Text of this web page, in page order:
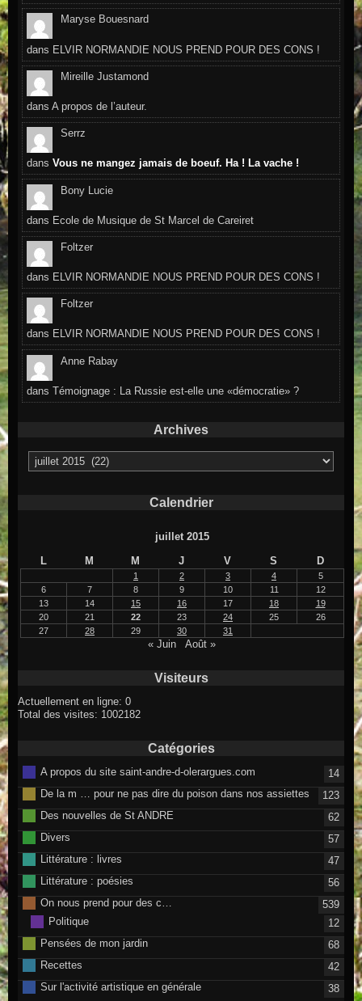
Maryse Bouesnard
dans ELVIR NORMANDIE NOUS PREND POUR DES CONS !
Mireille Justamond
dansA propos de l’auteur.
Serrz
dansVous ne mangez jamais de boeuf. Ha ! La vache !
Bony Lucie
dans Ecole de Musique de St Marcel de Careiret
Foltzer
dans ELVIR NORMANDIE NOUS PREND POUR DES CONS !
Foltzer
dans ELVIR NORMANDIE NOUS PREND POUR DES CONS !
Anne Rabay
dansTémoignage : La Russie est-elle une «démocratie» ?
Archives
Archives
Calendrier
juillet 2015
L
M M J V S D
1 2 3 4
5
6
7 8 9 10 11
12
13
14 15 16 17 18
19
20
21 22 23 24 25
26
27
28 29 30 31
« Juin Août »
Visiteurs
Actuellement en ligne: 0
Total des visites: 1002182
Catégories
A propos du site saint-andre-d-olerargues.com
14
De la m … pour ne pas dire du poison dans nos assiettes
123
Des nouvelles de St ANDRE
62
Divers
57
Littérature : livres
47
Littérature : poésies
56
On nous prend pour des c…
539
Politique
12
Pensées de mon jardin
68
Recettes
42
Sur l'activité artistique en générale
38